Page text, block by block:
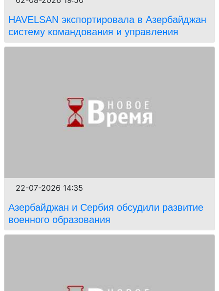
HAVELSAN экспортировала в Азербайджан
систему командования и управления
22-07-2026 14:35
Азербайджан и Сербия обсудили развитие
военного образования